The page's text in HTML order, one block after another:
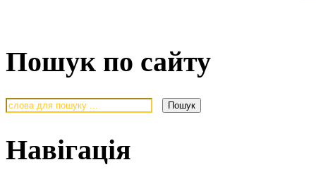
Пошук по сайту
Навігація